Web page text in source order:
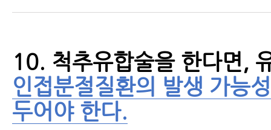
10. 척추유합술을 한다면,
인접분절질환의 발생 가능
두어야 한다.